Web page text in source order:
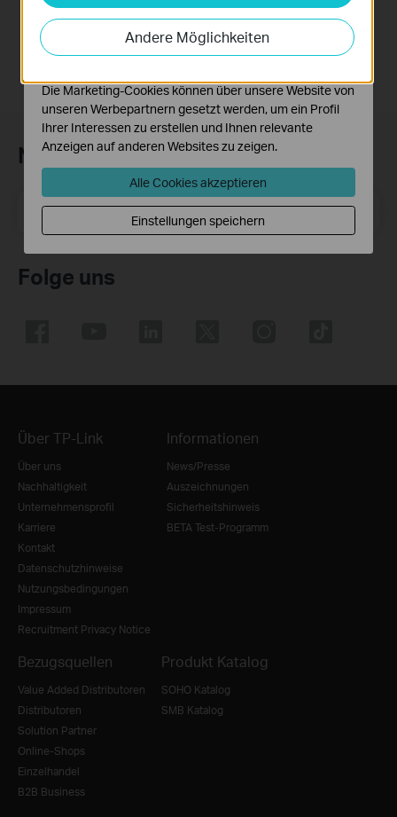
Notes:
For TL-SL3428_V3.0_20120314
Newsletter abonnieren
E-Mail-Adresse Registrieren
Folge uns
Über TP-Link
Über uns
Nachhaltigkeit
Unternehmensprofil
Karriere
Kontakt
Datenschutzhinweise
Nutzungsbedingungen
Impressum
Recruitment Privacy Notice
Informationen
News/Presse
Auszeichnungen
Sicherheitshinweis
BETA Test-Programm
Bezugsquellen
Value Added Distributoren
Distributoren
Solution Partner
Online-Shops
Einzelhandel
B2B Business
Produkt Katalog
SOHO Katalog
SMB Katalog
Andere Möglichkeiten
Analyse-Cookies ermöglichen es uns, Ihre Aktivitäten
auf unserer Website zu analysieren, um die
Funktionsweise unserer Website zu verbessern und
Die Marketing-Cookies können über unsere Website von
unseren Werbepartnern gesetzt werden, um ein Profil
Ihrer Interessen zu erstellen und Ihnen relevante
Anzeigen auf anderen Websites zu zeigen.
Alle Cookies akzeptieren
Einstellungen speichern